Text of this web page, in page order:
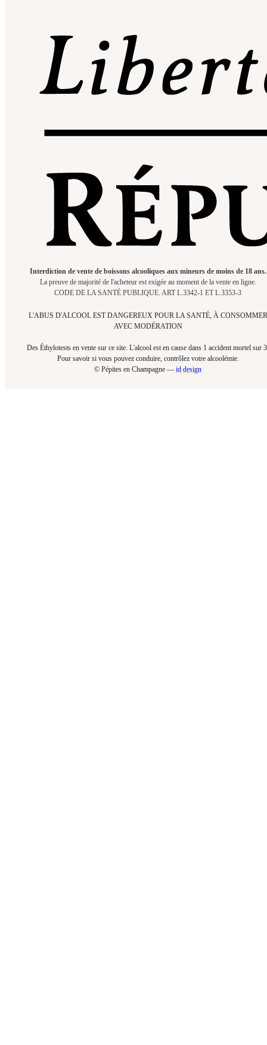
Interdiction de vente de boissons alcooliques aux mineurs de moins de 18 ans.
La preuve de majorité de l'acheteur est exigée au moment de la vente en ligne.
CODE DE LA SANTÉ PUBLIQUE. ART L.3342-1 ET L.3353-3
L'ABUS D'ALCOOL EST DANGEREUX POUR LA SANTÉ, À CONSOMMER
AVEC MODÉRATION
Des Éthylotests en vente sur ce site. L'alcool est en cause dans 1 accident mortel sur
Pour savoir si vous pouvez conduire, contrôlez votre alcoolémie.​
© Pépites en Champagne — id design